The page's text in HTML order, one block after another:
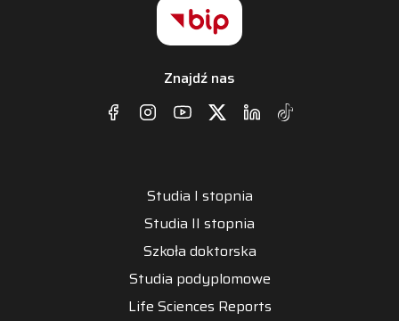
Znajdź nas
Studia I stopnia
Studia II stopnia
Szkoła doktorska
Studia podyplomowe
Life Sciences Reports